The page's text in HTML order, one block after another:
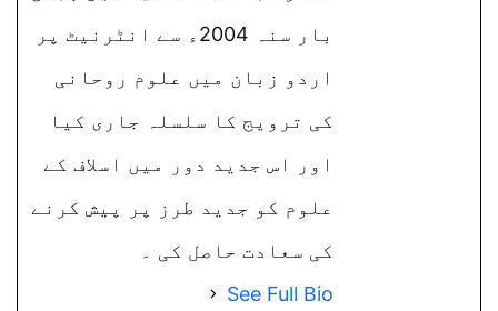
بار سنہ 2004ء سے انٹرنیٹ پر
اردو زبان میں علوم روحانی
کی ترویج کا سلسلہ جاری کیا
اور اس جدید دور میں اسلاف کے
علوم کو جدید طرز پر پیش کرنے
کی سعادت حاصل کی ۔
See Full Bio